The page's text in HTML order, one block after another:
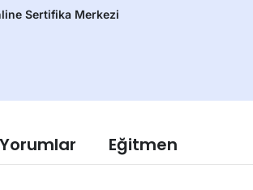
Sertifika Merkezi
Yorumlar Eğitmen